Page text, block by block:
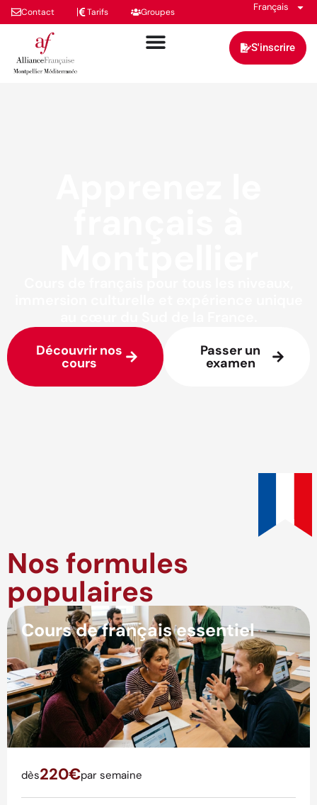
Contact Tarifs Groupes Français
S'inscrire
Découvrir nos
cours
Passer un
examen
Nos formules
populaires
Cours de français essentiel
dès220€par semaine